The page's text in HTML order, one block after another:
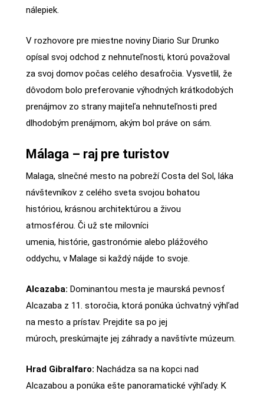
nálepiek.
V rozhovore pre miestne noviny Diario Sur Drunko
opísal svoj odchod z nehnuteľnosti, ktorú považoval
za svoj domov počas celého desaťročia. Vysvetlil, že
dôvodom bolo preferovanie výhodných krátkodobých
prenájmov zo strany majiteľa nehnuteľnosti pred
dlhodobým prenájmom, akým bol práve on sám.
Málaga – raj pre turistov
Malaga, slnečné mesto na pobreží Costa del Sol, láka
návštevníkov z celého sveta svojou bohatou
históriou, krásnou architektúrou a živou
atmosférou. Či už ste milovníci
umenia, histórie, gastronómie alebo plážového
oddychu, v Malage si každý nájde to svoje.
Alcazaba: Dominantou mesta je maurská pevnosť
Alcazaba z 11. storočia, ktorá ponúka úchvatný výhľad
na mesto a prístav. Prejdite sa po jej
múroch, preskúmajte jej záhrady a navštívte múzeum.
Hrad Gibralfaro: Nachádza sa na kopci nad
Alcazabou a ponúka ešte panoramatické výhľady. K